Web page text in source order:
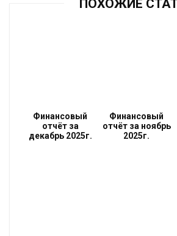
ПОХОЖИЕ
Финансовый
отчёт за
декабрь 2025г.
Финансовый
отчёт за ноябрь
2025г.